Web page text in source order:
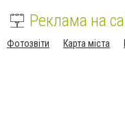
Реклама на
Фотозвіти Карта міста